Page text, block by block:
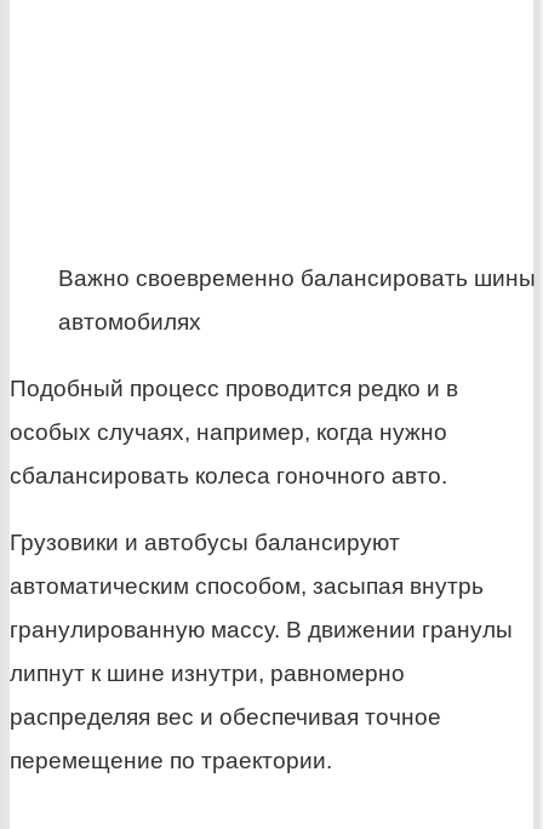
Важно своевременно балансировать шины
автомобилях
Подобный процесс проводится редко и в
особых случаях, например, когда нужно
сбалансировать колеса гоночного авто.
Грузовики и автобусы балансируют
автоматическим способом, засыпая внутрь
гранулированную массу. В движении гранулы
липнут к шине изнутри, равномерно
распределяя вес и обеспечивая точное
перемещение по траектории.